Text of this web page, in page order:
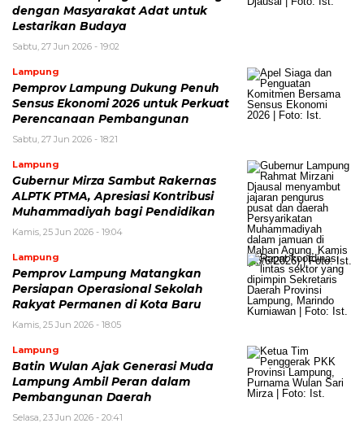
dengan Masyarakat Adat untuk
Lestarikan Budaya
Sabtu, 27 Jun 2026 - 19:02
Lampung
Pemprov Lampung Dukung Penuh
Sensus Ekonomi 2026 untuk Perkuat
Perencanaan Pembangunan
Sabtu, 27 Jun 2026 - 18:21
Lampung
Gubernur Mirza Sambut Rakernas
ALPTK PTMA, Apresiasi Kontribusi
Muhammadiyah bagi Pendidikan
Kamis, 25 Jun 2026 - 19:04
Lampung
Pemprov Lampung Matangkan
Persiapan Operasional Sekolah
Rakyat Permanen di Kota Baru
Kamis, 25 Jun 2026 - 18:05
Lampung
Batin Wulan Ajak Generasi Muda
Lampung Ambil Peran dalam
Pembangunan Daerah
Selasa, 23 Jun 2026 - 20:41